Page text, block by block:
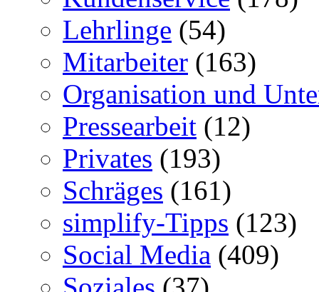
Lehrlinge (54)
Mitarbeiter (163)
Organisation und
Pressearbeit (12)
Privates (193)
Schräges (161)
simplify-Tipps (123)
Social Media (409)